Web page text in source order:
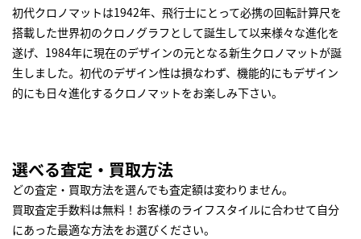
初代クロノマットは1942年、飛行士にとって必携の回転計算尺を
搭載した世界初のクロノグラフとして誕生して以来様々な進化を
遂げ、1984年に現在のデザインの元となる新生クロノマットが誕
生しました。初代のデザイン性は損なわず、機能的にもデザイン
的にも日々進化するクロノマットをお楽しみ下さい。
選べる査定・買取方法
どの査定・買取方法を選んでも査定額は変わりません。
買取査定手数料は無料！お客様のライフスタイルに合わせて自分
にあった最適な方法をお選びください。